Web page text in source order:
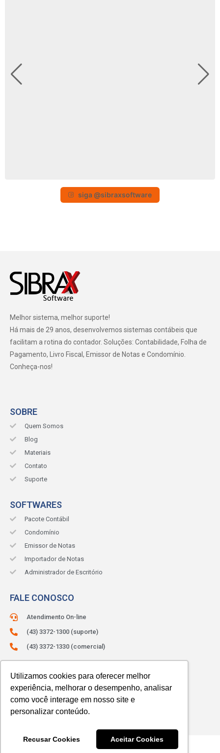
Utilizamos cookies para oferecer melhor
experiência, melhorar o desempenho, analisar
como você interage em nosso site e
personalizar conteúdo.
Recusar Cookies Aceitar Cookies
siga @sibraxsoftware
Melhor sistema, melhor suporte!
Há mais de 29 anos, desenvolvemos sistemas contábeis que
facilitam a rotina do contador. Soluções: Contabilidade, Folha de
Pagamento, Livro Fiscal, Emissor de Notas e Condomínio.
Conheça-nos!
SOBRE
Quem Somos
Blog
Materiais
Contato
Suporte
SOFTWARES
Pacote Contábil
Condomínio
Emissor de Notas
Importador de Notas
Administrador de Escritório
FALE CONOSCO
Atendimento On-line
(43) 3372-1300 (suporte)
(43) 3372-1330 (comercial)
ATENDIMENTO:Segunda à sexta.
Das 8h às 12h e das 13h às 18h.
© 2023 SIBRAX. Todos os direitos reservados.